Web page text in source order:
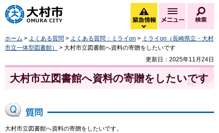
大村市
緊急情報
緊急情報を開く
メニュー
ホーム > よくある質問 > よくある質問：ミライon > ミライon（長崎県立・大村
市立一体型図書館）
> 大村市立図書館へ資料の寄贈をしたいです
更新日：2025年11月24日
大村市立図書館へ資料の寄贈をしたいです
大村市立図書館へ資料の寄贈をしたいです。